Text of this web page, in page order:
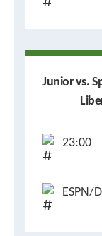
Junior vs.
23:00
ESPN/